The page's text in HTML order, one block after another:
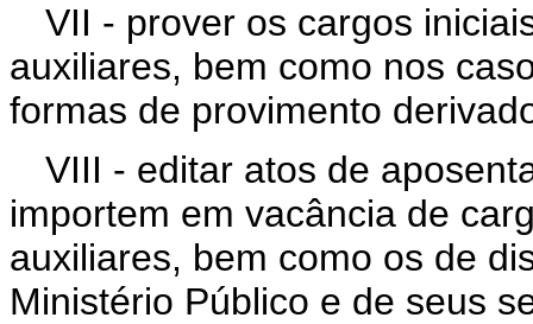
VII - prover os cargos
auxiliares, bem como nos
formas de provimento
VIII - editar atos de
importem em vacância de
auxiliares, bem como os de
Ministério Público e de seus